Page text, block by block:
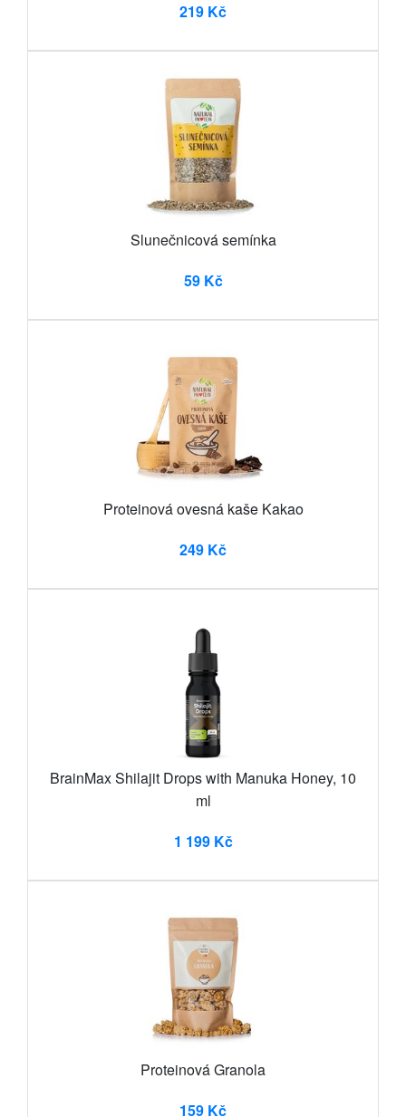
219 Kč
Slunečnicová semínka
59 Kč
Proteinová ovesná kaše Kakao
249 Kč
BrainMax Shilajit Drops with Manuka Honey, 10
ml
1 199 Kč
Proteinová Granola
159 Kč